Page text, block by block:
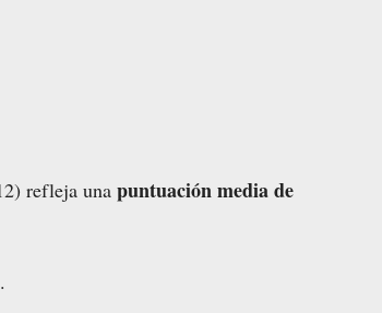
refleja una puntuación media de